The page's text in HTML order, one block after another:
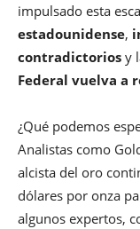
impulsado esta
estadounidense,
contradictorios y
Federal vuelva a
¿Qué podemos
Analistas como
alcista del oro
dólares por onza
algunos expertos,